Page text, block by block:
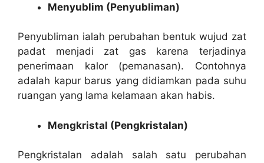
Menyublim (Penyubliman)
Penyubliman ialah perubahan bentuk wujud zat
padat menjadi zat gas karena terjadinya
penerimaan kalor (pemanasan). Contohnya
adalah kapur barus yang didiamkan pada suhu
ruangan yang lama kelamaan akan habis.
Mengkristal (Pengkristalan)
Pengkristalan adalah salah satu perubahan